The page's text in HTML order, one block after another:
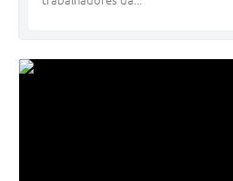
Licitações